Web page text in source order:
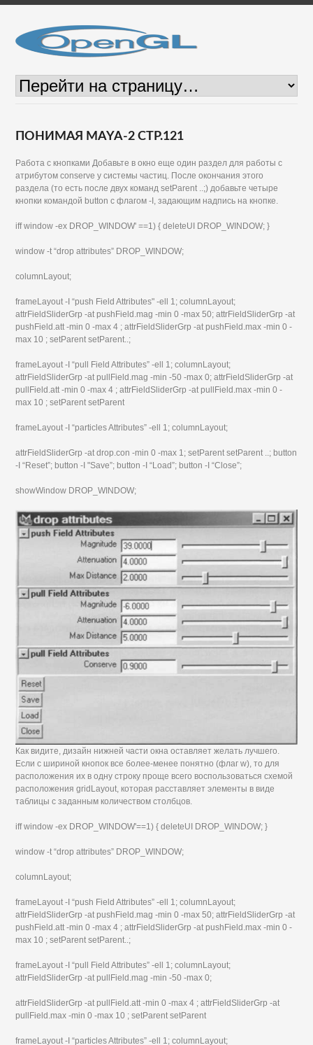
ПОНИМАЯ MAYA-2 СТР.121
Работа с кнопками Добавьте в окно еще один раздел для работы с
атрибутом conserve у системы частиц. После окончания этого
раздела (то есть после двух команд setParent ..;) добавьте четыре
кнопки командой button с флагом -I, задающим надпись на кнопке.
iff window -ex DROP_WINDOW' ==1) { deleteUI DROP_WINDOW; }
window -t “drop attributes” DROP_WINDOW;
columnLayout;
frameLayout -I “push Field Attributes" -ell 1; columnLayout;
attrFieldSliderGrp -at pushField.mag -min 0 -max 50; attrFieldSliderGrp -at
pushField.att -min 0 -max 4 ; attrFieldSliderGrp -at pushField.max -min 0 -
max 10 ; setParent setParent..;
frameLayout -I “pull Field Attributes” -ell 1; columnLayout;
attrFieldSliderGrp -at pullField.mag -min -50 -max 0; attrFieldSliderGrp -at
pullField.att -min 0 -max 4 ; attrFieldSliderGrp -at pullField.max -min 0 -
max 10 ; setParent setParent
frameLayout -I “particles Attributes” -ell 1; columnLayout;
attrFieldSliderGrp -at drop.con -min 0 -max 1; setParent setParent ..; button
-I “Reset”; button -I "Save”; button -I “Load”; button -I “Close”;
showWindow DROP_WINDOW;
Как видите, дизайн нижней части окна оставляет желать лучшего.
Если с шириной кнопок все более-менее понятно (флаг w), то для
расположения их в одну строку проще всего воспользоваться схемой
расположения gridLayout, которая расставляет элементы в виде
таблицы с заданным количеством столбцов.
iff window -ex DROP_WINDOW'==1) { deleteUI DROP_WINDOW; }
window -t “drop attributes” DROP_WINDOW;
columnLayout;
frameLayout -I “push Field Attributes” -ell 1; columnLayout;
attrFieldSliderGrp -at pushField.mag -min 0 -max 50; attrFieldSliderGrp -at
pushField.att -min 0 -max 4 ; attrFieldSliderGrp -at pushField.max -min 0 -
max 10 ; setParent setParent..;
frameLayout -I “pull Field Attributes” -ell 1; columnLayout;
attrFieldSliderGrp -at pullField.mag -min -50 -max 0;
attrFieldSliderGrp -at pullField.att -min 0 -max 4 ; attrFieldSliderGrp -at
pullField.max -min 0 -max 10 ; setParent setParent
frameLayout -I “particles Attributes” -ell 1; columnLayout;